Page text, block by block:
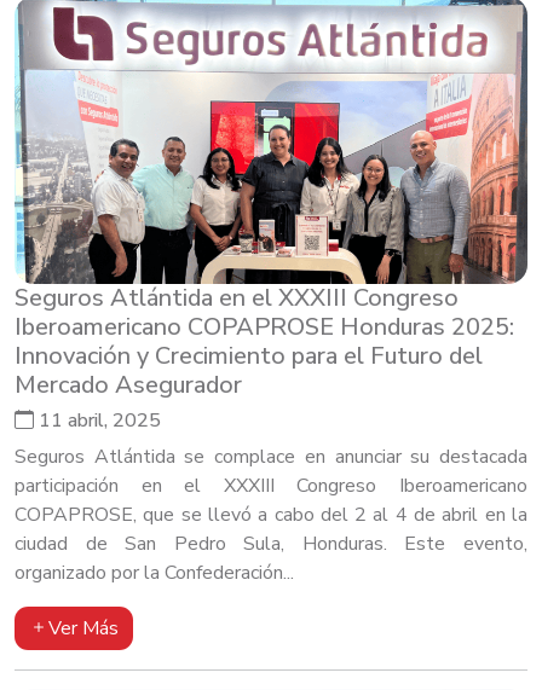
Seguros Atlántida en el XXXIII Congreso
Iberoamericano COPAPROSE Honduras 2025:
Innovación y Crecimiento para el Futuro del
Mercado Asegurador
11 abril, 2025
Seguros Atlántida se complace en anunciar su destacada
participación en el XXXIII Congreso Iberoamericano
COPAPROSE, que se llevó a cabo del 2 al 4 de abril en la
ciudad de San Pedro Sula, Honduras. Este evento,
organizado por la Confederación...
Ver Más